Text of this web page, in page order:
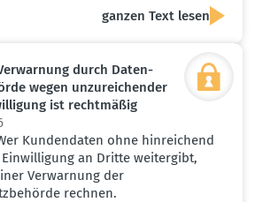
ganzen Text lesen
durch Daten­
wegen unzurei­chender
ist recht­mäßig
Kundendaten ohne hinreichend
an Dritte weitergibt,
Verwarnung der
rechnen.